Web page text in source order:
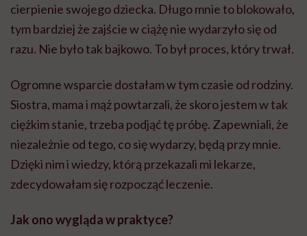
cierpienie swojego dziecka. Długo mnie to blokowało,
tym bardziej że zajście w ciążę nie wydarzyło się od
razu. Nie było tak bajkowo. To był proces, który trwał.
Ogromne wsparcie dostałam w tym czasie od rodziny.
Siostra, mama i mąż powtarzali, że skoro jestem w tak
ciężkim stanie, trzeba podjąć tę próbę. Zapewniali, że
niezależnie od tego, co się wydarzy, będą przy mnie.
Dzięki nim i wiedzy, którą przekazali mi lekarze,
zdecydowałam się rozpocząć leczenie.
Jak ono wygląda w praktyce?